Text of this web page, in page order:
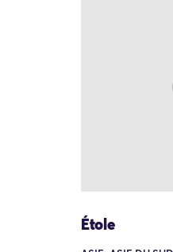
Étole